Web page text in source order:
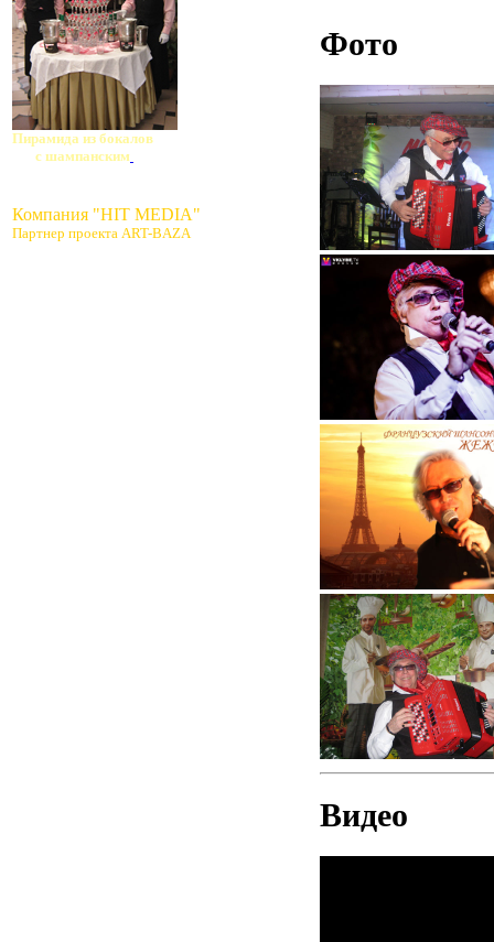
Пирамида из бокалов
с шампанским
Компания "HIT MEDIA"
Партнер проекта ART-BAZA
Фото
Видео